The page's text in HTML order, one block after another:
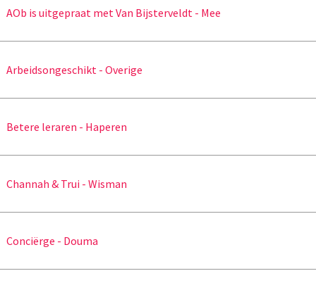
AOb is uitgepraat met Van Bijsterveldt - Mee
Arbeidsongeschikt - Overige
Betere leraren - Haperen
Channah & Trui - Wisman
Conciërge - Douma